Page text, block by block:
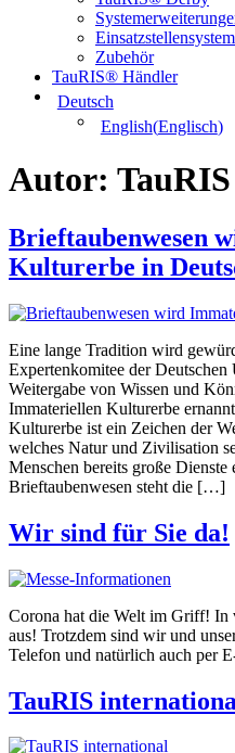
Zubehör
TauRIS® Händler
Deutsch
English(Englisch)
Autor: TauRIS
Brieftaubenwesen
Kulturerbe in
Eine lange Tradition wird
Expertenkomitee der
Weitergabe von Wissen und
Immateriellen Kulturerbe
Kulturerbe ist ein Zeichen der
welches Natur und Zivilisation
Menschen bereits große Dienste
Brieftaubenwesen steht die […]
Wir sind für Sie da!
Corona hat die Welt im Griff! In
aus! Trotzdem sind wir und
Telefon und natürlich auch per
TauRIS